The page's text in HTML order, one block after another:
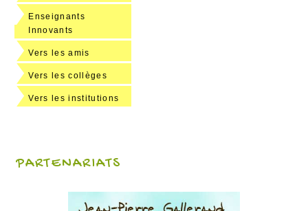
Enseignants
Innovants
Vers les amis
Vers les collèges
Vers les institutions
PARTENARIATS